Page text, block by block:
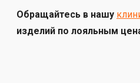
Обращайтесь в нашу
изделий по лояльным